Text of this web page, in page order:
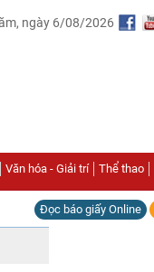
ngày 6/08/2026
Văn hóa - Giải trí Thể thao
Đọc báo giấy Online